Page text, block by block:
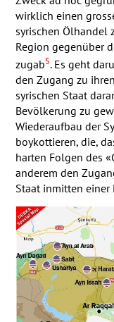
wirklich einen
syrischen Ölhandel
Region gegenüber
zugab5. Es geht
den Zugang zu
syrischen Staat
Bevölkerung zu
Wiederaufbau der
boykottieren, die,
harten Folgen des
anderem den
Staat inmitten einer